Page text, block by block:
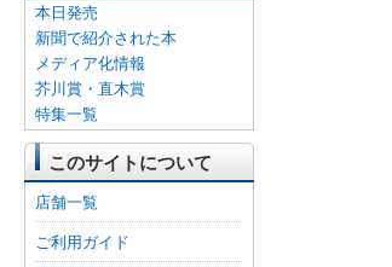
本日発売
新聞で紹介された本
メディア化情報
芥川賞・直木賞
特集一覧
このサイトについて
店舗一覧
ご利用ガイド